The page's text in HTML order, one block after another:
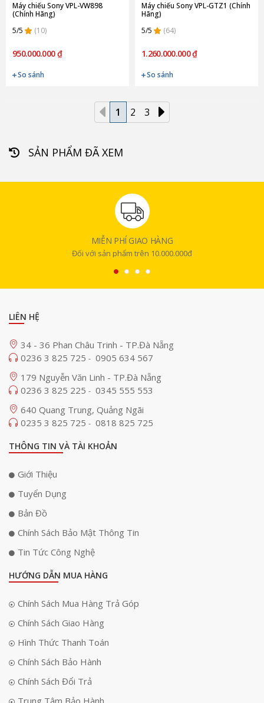
Máy chiếu Sony VPL-VW898
(Chính Hãng)
5/5
(10)
950.000.000 ₫
So sánh
Máy chiếu Sony VPL-GTZ1 (Chính
Hãng)
5/5
(64)
1.260.000.000 ₫
So sánh
1 2 3
SẢN PHẨM ĐÃ XEM
MIỄN PHÍ GIAO HÀNG
Đối với sản phẩm trên 10.000.000đ
LIÊN HỆ
34 - 36 Phan Châu Trinh - TP.Đà Nẵng
0236 3 825 725 - 0905 634 567
179 Nguyễn Văn Linh - TP.Đà Nẵng
0236 3 825 225 - 0345 555 553
640 Quang Trung, Quảng Ngãi
0235 3 825 725 - 0818 825 725
THÔNG TIN VÀ TÀI KHOẢN
Giới Thiệu
Tuyển Dụng
Bản Đồ
Chính Sách Bảo Mật Thông Tin
Tin Tức Công Nghệ
HƯỚNG DẪN MUA HÀNG
Chính Sách Mua Hàng Trả Góp
Chính Sách Giao Hàng
Hình Thức Thanh Toán
Chính Sách Bảo Hành
Chính Sách Đổi Trả
Trung Tâm Bảo Hành